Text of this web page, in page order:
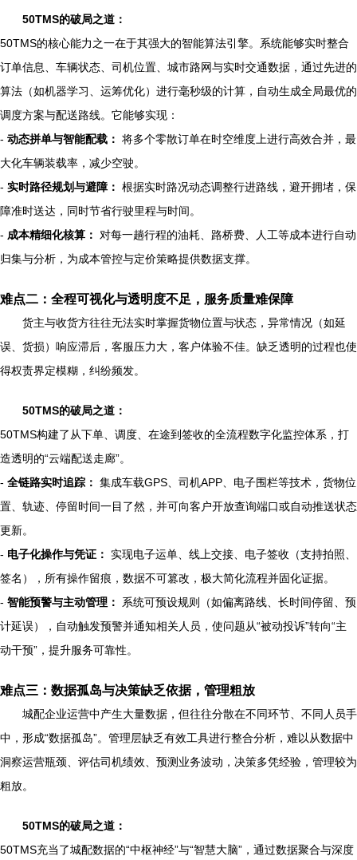
50TMS的破局之道：
50TMS的核心能力之一在于其强大的智能算法引擎。系统能够实时整合
订单信息、车辆状态、司机位置、城市路网与实时交通数据，通过先进的
算法（如机器学习、运筹优化）进行毫秒级的计算，自动生成全局最优的
调度方案与配送路线。它能够实现：
- 动态拼单与智能配载： 将多个零散订单在时空维度上进行高效合并，最
大化车辆装载率，减少空驶。
- 实时路径规划与避障： 根据实时路况动态调整行进路线，避开拥堵，保
障准时送达，同时节省行驶里程与时间。
- 成本精细化核算：
对每一趟行程的油耗、路桥费、人工等成本进行自动
归集与分析，为成本管控与定价策略提供数据支撑。
难点二：全程可视化与透明度不足，服务质量难保障
货主与收货方往往无法实时掌握货物位置与状态，异常情况（如延
误、货损）响应滞后，客服压力大，客户体验不佳。缺乏透明的过程也使
得权责界定模糊，纠纷频发。
50TMS的破局之道：
50TMS构建了从下单、调度、在途到签收的全流程数字化监控体系，打
造透明的“云端配送走廊”。
- 全链路实时追踪： 集成车载GPS、司机APP、电子围栏等技术，货物位
置、轨迹、停留时间一目了然，并可向客户开放查询端口或自动推送状态
更新。
- 电子化操作与凭证： 实现电子运单、线上交接、电子签收（支持拍照、
签名），所有操作留痕，数据不可篡改，极大简化流程并固化证据。
- 智能预警与主动管理：
系统可预设规则（如偏离路线、长时间停留、预
计延误），自动触发预警并通知相关人员，使问题从“被动投诉”转向“主
动干预”，提升服务可靠性。
难点三：数据孤岛与决策缺乏依据，管理粗放
城配企业运营中产生大量数据，但往往分散在不同环节、不同人员手
中，形成“数据孤岛”。管理层缺乏有效工具进行整合分析，难以从数据中
洞察运营瓶颈、评估司机绩效、预测业务波动，决策多凭经验，管理较为
粗放。
50TMS的破局之道：
50TMS充当了城配数据的“中枢神经”与“智慧大脑”，通过数据聚合与深度